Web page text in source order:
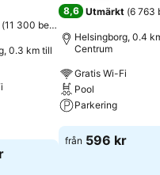
(11 300 betyg
0.3 km till
8,6 Utmärkt (6 763
Helsingborg, 0.4
Centrum
Gratis Wi-Fi
Pool
Parkering
Se priser
från 596 kr